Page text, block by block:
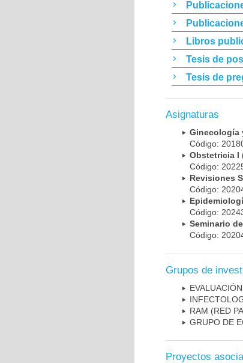
Libros
Tesis de
Tesis de
Asignaturas
Ginecología
Código:
Obstetricia I
Código:
Revisiones
Código:
Código:
Seminario
Código:
Grupos de
RAM (RED
GRUPO DE
Proyectos